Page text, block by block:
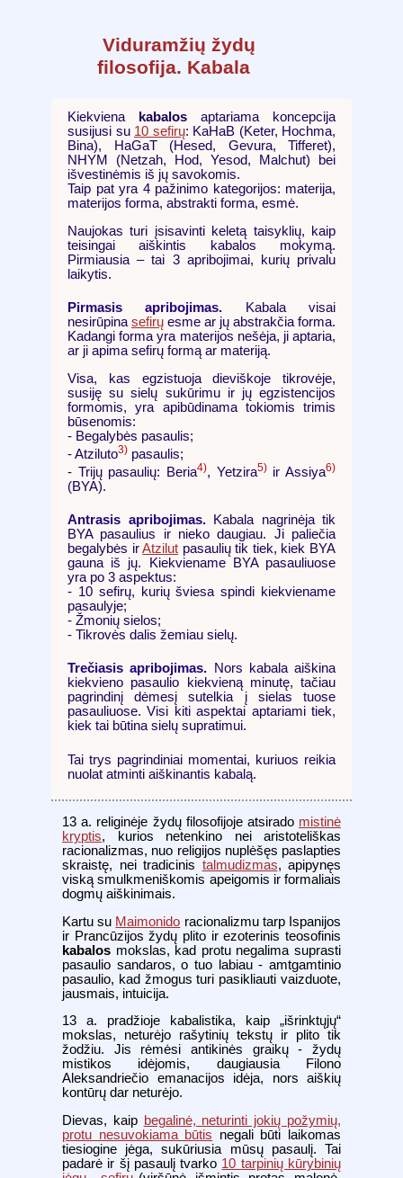
Viduramžių žydų
filosofija. Kabala
Kiekviena kabalos aptariama koncepcija
susijusi su 10 sefirų: KaHaB (Keter, Hochma,
Bina), HaGaT (Hesed, Gevura, Tifferet),
NHYM (Netzah, Hod, Yesod, Malchut) bei
išvestinėmis iš jų savokomis.
Taip pat yra 4 pažinimo kategorijos: materija,
materijos forma, abstrakti forma, esmė.
Naujokas turi įsisavinti keletą taisyklių, kaip
teisingai aiškintis kabalos mokymą.
Pirmiausia – tai 3 apribojimai, kurių privalu
laikytis.
Pirmasis apribojimas. Kabala visai
nesirūpinasefirų esme ar jų abstrakčia forma.
Kadangi forma yra materijos nešėja, ji aptaria,
ar ji apima sefirų formą ar materiją.
Visa, kas egzistuoja dieviškoje tikrovėje,
susiję su sielų sukūrimu ir jų egzistencijos
formomis, yra apibūdinama tokiomis trimis
būsenomis:
- Begalybės pasaulis;
- Atziluto3) pasaulis;
- Trijų pasaulių: Beria4), Yetzira5)ir Assiya6)
(BYA).
Antrasis apribojimas.Kabala nagrinėja tik
BYA pasaulius ir nieko daugiau. Ji paliečia
begalybės irAtzilut pasaulių tik tiek, kiek BYA
gauna iš jų. Kiekviename BYA pasauliuose
yra po 3 aspektus:
- 10 sefirų, kurių šviesa spindi kiekviename
pasaulyje;
- Žmonių sielos;
- Tikrovės dalis žemiau sielų.
Trečiasis apribojimas. Nors kabala aiškina
kiekvieno pasaulio kiekvieną minutę, tačiau
pagrindinį dėmesį sutelkia į sielas tuose
pasauliuose. Visi kiti aspektai aptariami tiek,
kiek tai būtina sielų supratimui.
Tai trys pagrindiniai momentai, kuriuos reikia
nuolat atminti aiškinantis kabalą.
13 a. religinėje žydų filosofijoje atsirado mistinė
kryptis, kurios netenkino nei aristoteliškas
racionalizmas, nuo religijos nuplėšęs paslapties
skraistę, nei tradicinis talmudizmas, apipynęs
viską smulkmeniškomis apeigomis ir formaliais
dogmų aiškinimais.
Kartu su Maimonido racionalizmu tarp Ispanijos
ir Prancūzijos žydų plito ir ezoterinis teosofinis
kabalos mokslas, kad protu negalima suprasti
pasaulio sandaros, o tuo labiau - amtgamtinio
pasaulio, kad žmogus turi pasikliauti vaizduote,
jausmais, intuicija.
13 a. pradžioje kabalistika, kaip „išrinktųjų“
mokslas, neturėjo rašytinių tekstų ir plito tik
žodžiu. Jis rėmėsi antikinės graikų - žydų
mistikos idėjomis, daugiausia Filono
Aleksandriečio emanacijos idėja, nors aiškių
kontūrų dar neturėjo.
Dievas, kaip begalinė, neturinti jokių požymių,
protu nesuvokiama būtis negali būti laikomas
tiesiogine jėga, sukūriusia mūsų pasaulį. Tai
padarė ir šį pasaulį tvarko 10 tarpinių kūrybinių